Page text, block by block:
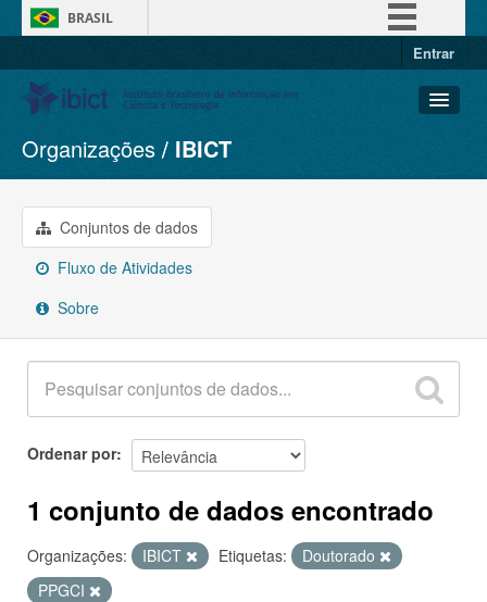
BRASIL
Entrar
Conjuntos de dados
Organizações
Grupos
Sobre
Organizações IBICT
Conjuntos de dados
Fluxo de Atividades
Sobre
Ordenar por
1 conjunto de dados encontrado
Organizações: IBICT Etiquetas:
Doutorado
PPGCI